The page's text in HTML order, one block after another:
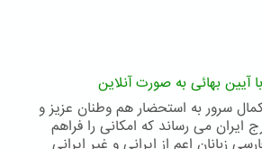
تقالید
آیین بهائی به صورت آنلاین
سرور به استحضار هم وطنان عزیز و
ایران می رساند که امکانی را فراهم
زبانان اعم از ایرانی و غیر ایرانی